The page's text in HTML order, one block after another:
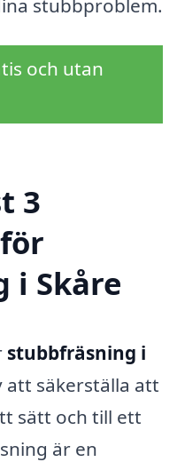
och utan
3
i Skåre
stubbfräsning i
att säkerställa att
sätt och till ett
är en